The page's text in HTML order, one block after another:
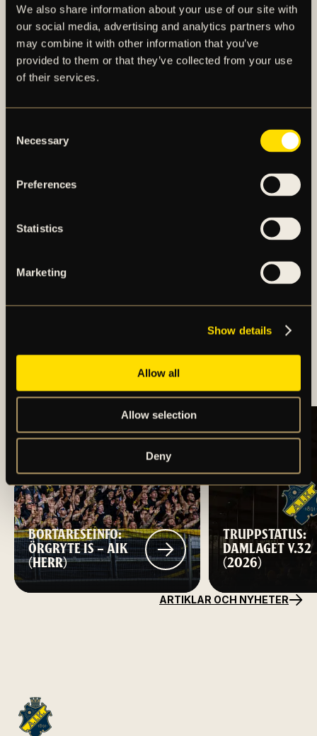
We also share information about your use of our site with
our social media, advertising and analytics partners who
may combine it with other information that you’ve
provided to them or that they’ve collected from your use
of their services.
Selection
Necessary
Preferences
Statistics
Marketing
Show details
Allow all
Allow selection
Deny
FLER NYHETER
VD/KLUBBDIREKTÖR
TILL AIK FOTBOLL
BORTARESEINFO:
ÖRGRYTE IS – AIK
(HERR)
TRUPPSTATUS:
DAMLAGET V.32
(2026)
ARTIKLAR OCH NYHETER